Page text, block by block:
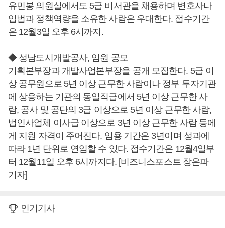
유민봉 의원실에서도 5급 비서관을 채용하며 변호사나
입법과 정책역량을 소유한 사람은 우대한다. 접수기간
은 12월3일 오후 6시까지.
◆ 성남도시개발공사, 임원 공모
기획본부장과 개발사업본부장을 공개 모집한다. 5급 이
상 공무원으로 5년 이상 근무한 사람이나 정부 투자기관
에 상응하는 기관의 동일직급에서 5년 이상 근무한 사
람, 공사 및 공단의 3급 이상으로 5년 이상 근무한 사람,
법인사업체 이사급 이상으로 3년 이상 근무한 사람 등에
게 지원 자격이 주어진다. 임용 기간은 3년이며 성과에
따라 1년 단위로 연임할 수 있다. 접수기간은 12월4일부
터 12월11일 오후 6시까지다. [비즈니스포스트 장은파
기자]
인기기사